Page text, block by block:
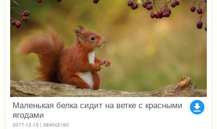
file_download
Маленькая белка сидит на ветке с красными
ягодами
2017-12-15 | 3840x2160